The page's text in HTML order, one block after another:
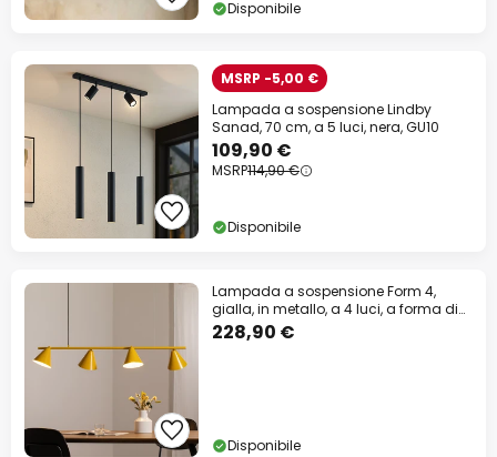
Disponibile
MSRP -5,00 €
Lampada a sospensione Lindby
Sanad, 70 cm, a 5 luci, nera, GU10
109,90 €
MSRP114,90 €
Disponibile
Lampada a sospensione Form 4,
gialla, in metallo, a 4 luci, a forma di
cono, E27
228,90 €
Disponibile